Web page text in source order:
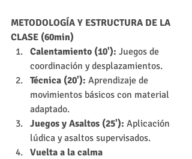
METODOLOGÍA Y ESTRUCTURA DE LA
CLASE (60min)
Calentamiento (10'): Juegos de
coordinación y desplazamientos.
Técnica (20'): Aprendizaje de
movimientos básicos con material
adaptado.
Juegos y Asaltos (25'): Aplicación
lúdica y asaltos supervisados.
Vuelta a la calma